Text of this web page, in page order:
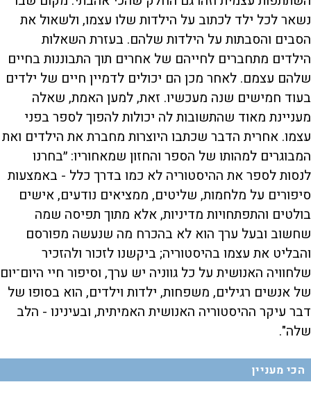
נשאר לכל ילד לכתוב על הילדות שלו עצמו, ולשאול את
הסבים והסבתות על הילדות שלהם. בעזרת השאלות
הילדים מתחברים לחייהם של אחרים תוך התבוננות בחיים
שלהם עצמם. לאחר מכן הם יכולים לדמיין חיים של ילדים
בעוד חמישים שנה מעכשיו. זאת, למען האמת, שאלה
מעניינת מאוד שהתשובות לה יכולות להפוך לספר בפני
עצמו. אחרית הדבר שכתבו היוצרות מחברת את הילדים ואת
המבוגרים למהותו של הספר והחזון שמאחוריו: ״בחרנו
לנסות לספר את ההיסטוריה לא כמו בדרך כלל - באמצעות
סיפורים על מלחמות, שליטים, ממציאים נודעים, אישים
בולטים והתפתחויות מדיניות, אלא מתוך תפיסה שמה
שחשוב ובעל ערך הוא לא בהכרח מה שנעשה מפורסם
והבליט את עצמו בהיסטוריה; ביקשנו לזכור ולהזכיר
שלחוויה האנושית על כל גווניה יש ערך, וסיפור חיי היום־יום
של אנשים רגילים, משפחות, ילדות וילדים, הוא בסופו של
דבר עיקר ההיסטוריה האנושית האמיתית, ובעינינו - הלב
שלה".
הכי מעניין